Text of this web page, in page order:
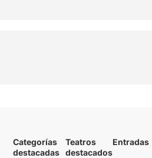
Categorías
destacadas
Teatros
destacados
Entradas